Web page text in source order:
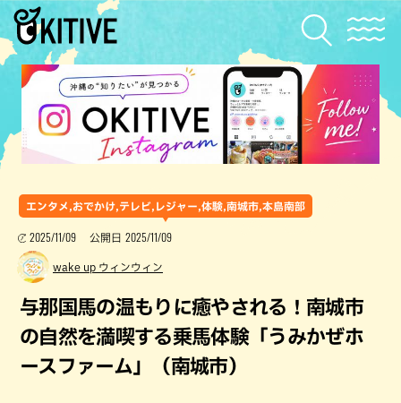
エンタメ,おでかけ,テレビ,レジャー,体験,南城市,本島南部
2025/11/09 公開日 2025/11/09
wake up ウィンウィン
与那国馬の温もりに癒やされる！南城市
の自然を満喫する乗馬体験「うみかぜホ
ースファーム」（南城市）